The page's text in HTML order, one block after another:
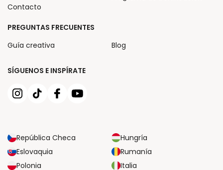
SÍGUENOS E INSPÍRATE
República Checa
Hungría
Eslovaquia
Rumanía
Polonia
Italia
Contacto
PREGUNTAS FRECUENTES
Guía creativa
Blog